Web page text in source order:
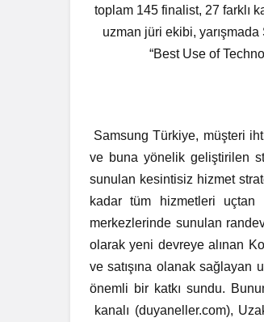
toplam 145 finalist, 27 farklı
uzman jüri ekibi,
“Best Use of
Samsung Türkiye, müşteri
ve buna yönelik geliştirilen
sunulan kesintisiz hizmet
kadar tüm hizmetleri
merkezlerinde sunulan
olarak yeni devreye alınan
ve satışına olanak sağlayan
önemli bir katkı sundu.
kanalı (duyaneller.com),